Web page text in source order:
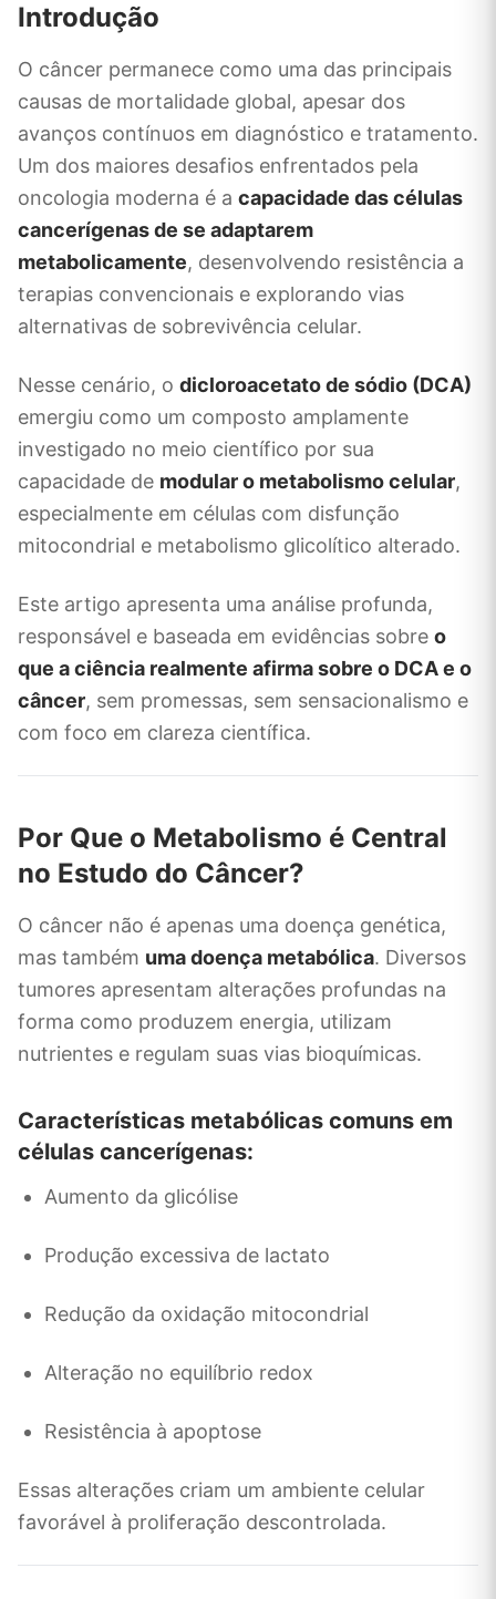
Introdução
O câncer permanece como uma das principais
causas de mortalidade global, apesar dos
avanços contínuos em diagnóstico e tratamento.
Um dos maiores desafios enfrentados pela
oncologia moderna é a capacidade das células
cancerígenas de se adaptarem
metabolicamente, desenvolvendo resistência a
terapias convencionais e explorando vias
alternativas de sobrevivência celular.
Nesse cenário, o dicloroacetato de sódio (DCA)
emergiu como um composto amplamente
investigado no meio científico por sua
capacidade de modular o metabolismo celular,
especialmente em células com disfunção
mitocondrial e metabolismo glicolítico alterado.
Este artigo apresenta uma análise profunda,
responsável e baseada em evidências sobre o
que a ciência realmente afirma sobre o DCA e o
câncer, sem promessas, sem sensacionalismo e
com foco em clareza científica.
Por Que o Metabolismo é Central
no Estudo do Câncer?
O câncer não é apenas uma doença genética,
mas também uma doença metabólica. Diversos
tumores apresentam alterações profundas na
forma como produzem energia, utilizam
nutrientes e regulam suas vias bioquímicas.
Características metabólicas comuns em
células cancerígenas:
Aumento da glicólise
Produção excessiva de lactato
Redução da oxidação mitocondrial
Alteração no equilíbrio redox
Resistência à apoptose
Essas alterações criam um ambiente celular
favorável à proliferação descontrolada.